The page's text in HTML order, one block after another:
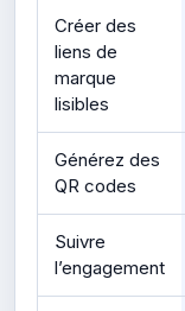
Créer des
liens de
marque
lisibles
Générez des
QR codes
Suivre
l’engagement